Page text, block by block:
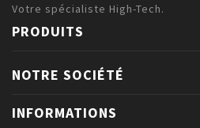
Votre spécialiste High-Tech.
PRODUITS
NOTRE SOCIÉTÉ
INFORMATIONS